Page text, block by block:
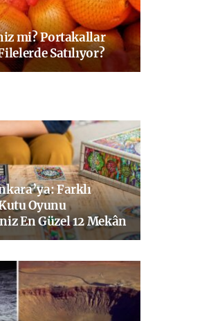
mi? Portakallar
Satılıyor?
Farklı
Oyunu
En Güzel 12 Mekân